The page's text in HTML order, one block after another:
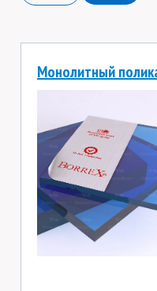
Монолитный